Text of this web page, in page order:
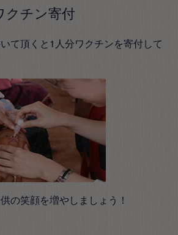
クチン寄付
て頂くと1人分ワクチンを寄付して
の笑顔を増やしましょう！